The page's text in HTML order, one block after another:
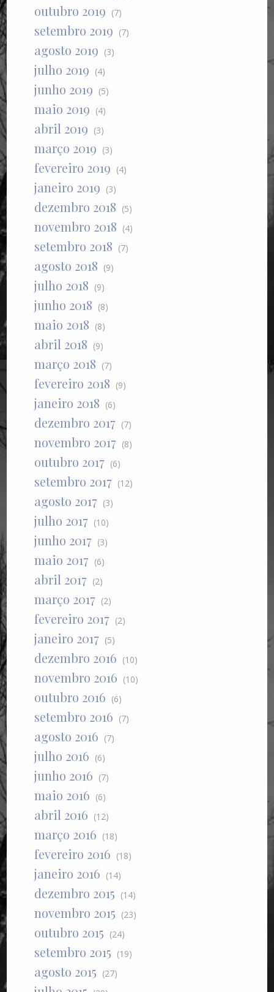
outubro 2019 (7)
setembro 2019 (7)
agosto 2019 (3)
julho 2019 (4)
junho 2019 (5)
maio 2019 (4)
abril 2019 (3)
março 2019 (3)
fevereiro 2019 (4)
janeiro 2019 (3)
dezembro 2018 (5)
novembro 2018 (4)
setembro 2018 (7)
agosto 2018 (9)
julho 2018 (9)
junho 2018 (8)
maio 2018 (8)
abril 2018 (9)
março 2018 (7)
fevereiro 2018 (9)
janeiro 2018 (6)
dezembro 2017 (7)
novembro 2017 (8)
outubro 2017 (6)
setembro 2017 (12)
agosto 2017 (3)
julho 2017 (10)
junho 2017 (3)
maio 2017 (6)
abril 2017 (2)
março 2017 (2)
fevereiro 2017 (2)
janeiro 2017 (5)
dezembro 2016 (10)
novembro 2016 (10)
outubro 2016 (6)
setembro 2016 (7)
agosto 2016 (7)
julho 2016 (6)
junho 2016 (7)
maio 2016 (6)
abril 2016 (12)
março 2016 (18)
fevereiro 2016 (18)
janeiro 2016 (14)
dezembro 2015 (14)
novembro 2015 (23)
outubro 2015 (24)
setembro 2015 (19)
agosto 2015 (27)